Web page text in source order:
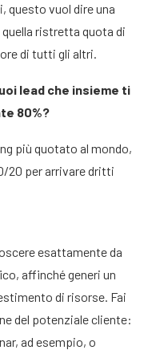
questo vuol dire una
ristretta quota di
di tutti gli altri.
lead che insieme ti
80%?
più quotato al mondo,
20 per arrivare dritti
esattamente da
affinché generi un
di risorse. Fai
del potenziale cliente:
ad esempio, o